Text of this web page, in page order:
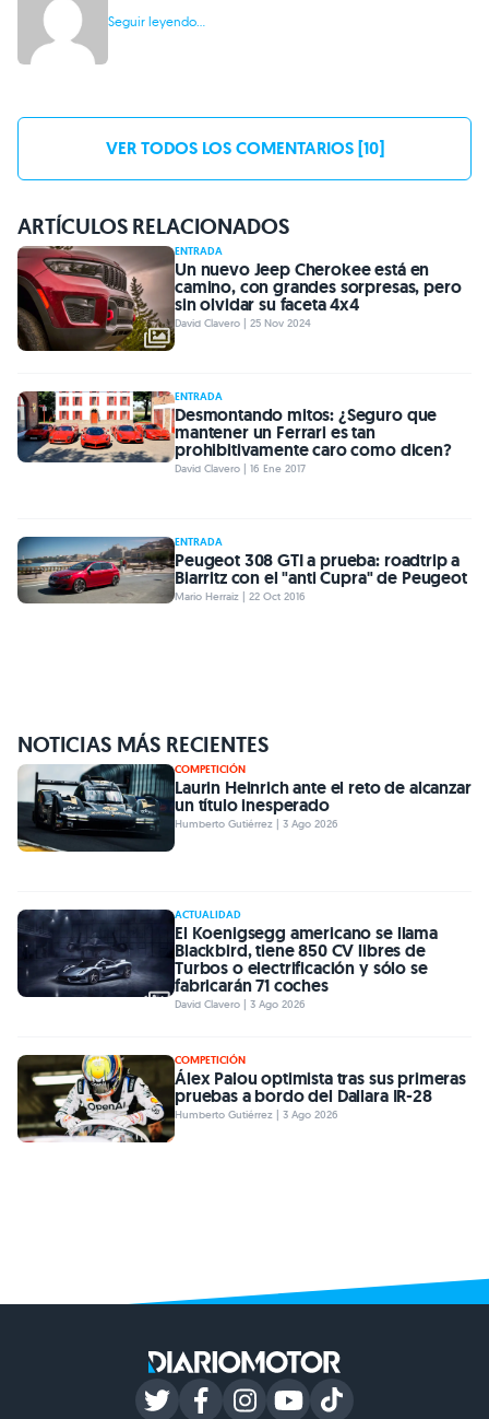
Seguir leyendo...
VER TODOS LOS COMENTARIOS [10]
ARTÍCULOS RELACIONADOS
ENTRADA
Un nuevo Jeep Cherokee está en
camino, con grandes sorpresas, pero
sin olvidar su faceta 4x4
David Clavero | 25 Nov 2024
ENTRADA
Desmontando mitos: ¿Seguro que
mantener un Ferrari es tan
prohibitivamente caro como dicen?
David Clavero | 16 Ene 2017
ENTRADA
Peugeot 308 GTI a prueba: roadtrip a
Biarritz con el "anti Cupra" de Peugeot
Mario Herraiz | 22 Oct 2016
NOTICIAS MÁS RECIENTES
COMPETICIÓN
Laurin Heinrich ante el reto de alcanzar
un título inesperado
Humberto Gutiérrez | 3 Ago 2026
ACTUALIDAD
El Koenigsegg americano se llama
Blackbird, tiene 850 CV libres de
Turbos o electrificación y sólo se
fabricarán 71 coches
David Clavero | 3 Ago 2026
COMPETICIÓN
Álex Palou optimista tras sus primeras
pruebas a bordo del Dallara IR-28
Humberto Gutiérrez | 3 Ago 2026